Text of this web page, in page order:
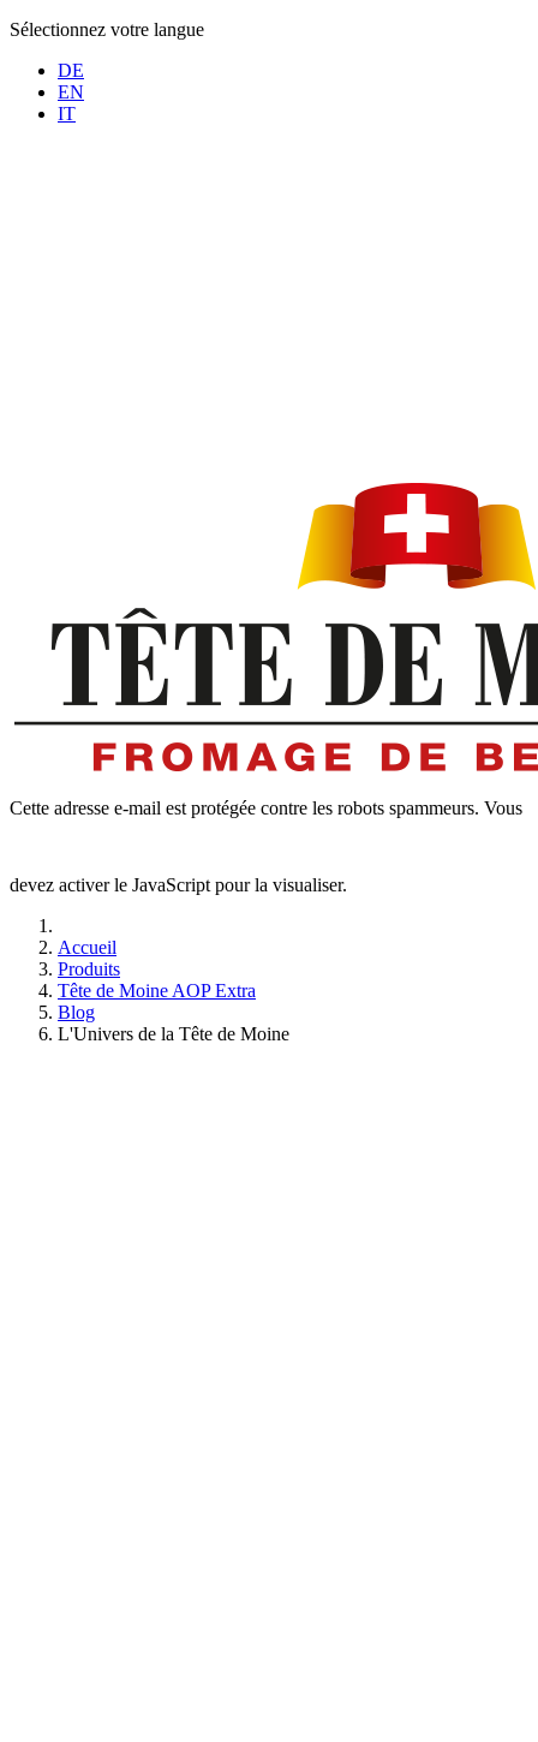
Sélectionnez votre langue
DE
EN
IT
Cette adresse e-mail est protégée contre les robots spammeurs. Vous
devez activer le JavaScript pour la visualiser.
Accueil
Produits
Tête de Moine AOP Extra
Blog
L'Univers de la Tête de Moine